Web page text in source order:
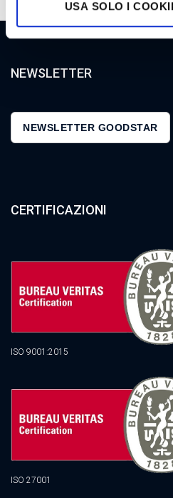
USA SOLO I
NEWSLETTER
NEWSLETTER GOODSTAR
CERTIFICAZIONI
ISO 9001:2015
ISO 27001